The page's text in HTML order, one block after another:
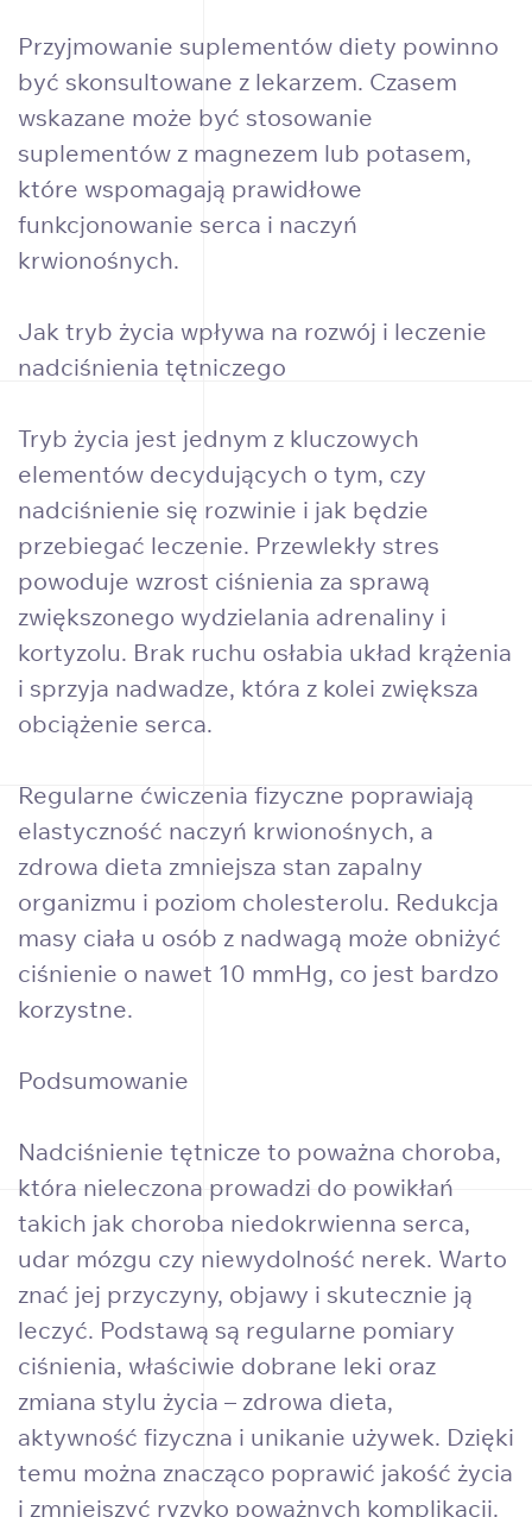
Przyjmowanie suplementów diety powinno
być skonsultowane z lekarzem. Czasem
wskazane może być stosowanie
suplementów z magnezem lub potasem,
które wspomagają prawidłowe
funkcjonowanie serca i naczyń
krwionośnych.
Jak tryb życia wpływa na rozwój i leczenie
nadciśnienia tętniczego
Tryb życia jest jednym z kluczowych
elementów decydujących o tym, czy
nadciśnienie się rozwinie i jak będzie
przebiegać leczenie. Przewlekły stres
powoduje wzrost ciśnienia za sprawą
zwiększonego wydzielania adrenaliny i
kortyzolu. Brak ruchu osłabia układ krążenia
i sprzyja nadwadze, która z kolei zwiększa
obciążenie serca.
Regularne ćwiczenia fizyczne poprawiają
elastyczność naczyń krwionośnych, a
zdrowa dieta zmniejsza stan zapalny
organizmu i poziom cholesterolu. Redukcja
masy ciała u osób z nadwagą może obniżyć
ciśnienie o nawet 10 mmHg, co jest bardzo
korzystne.
Podsumowanie
Nadciśnienie tętnicze to poważna choroba,
która nieleczona prowadzi do powikłań
takich jak choroba niedokrwienna serca,
udar mózgu czy niewydolność nerek. Warto
znać jej przyczyny, objawy i skutecznie ją
leczyć. Podstawą są regularne pomiary
ciśnienia, właściwie dobrane leki oraz
zmiana stylu życia – zdrowa dieta,
aktywność fizyczna i unikanie używek. Dzięki
temu można znacząco poprawić jakość życia
i zmniejszyć ryzyko poważnych komplikacji.